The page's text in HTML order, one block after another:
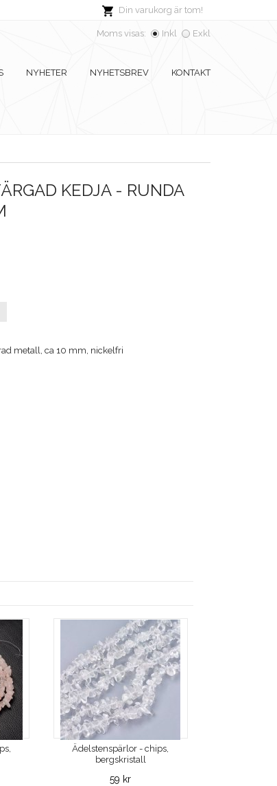
Din varukorg är tom!
Moms visas: Inkl Exkl
NYHETER NYHETSBREV KONTAKT
KEDJA - RUNDA
metall, ca 10 mm, nickelfri
Ädelstenspärlor - chips,
bergskristall
59 kr